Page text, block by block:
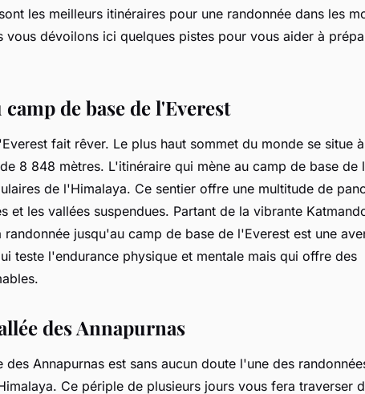
les meilleurs itinéraires pour une randonnée dans les
vous dévoilons ici quelques pistes pour vous aider à
de base de l'Everest
fait rêver. Le plus haut sommet du monde se situe
8 848 mètres. L'itinéraire qui mène au camp de base de
de l'Himalaya. Ce sentier offre une multitude de
et les vallées suspendues. Partant de la vibrante
jusqu'au camp de base de l'Everest est une
teste l'endurance physique et mentale mais qui offre des
des Annapurnas
des Annapurnas est sans aucun doute l'une des
Ce périple de plusieurs jours vous fera traverser